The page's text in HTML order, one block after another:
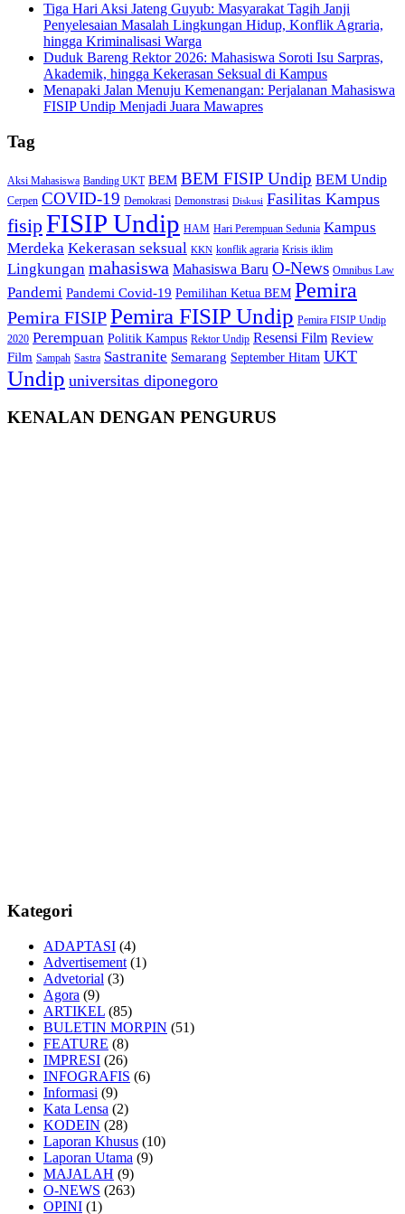
Tiga Hari Aksi Jateng Guyub: Masyarakat Tagih Janji
Penyelesaian Masalah Lingkungan Hidup, Konflik Agraria,
hingga Kriminalisasi Warga
Duduk Bareng Rektor 2026: Mahasiswa Soroti Isu Sarpras,
Akademik, hingga Kekerasan Seksual di Kampus
Menapaki Jalan Menuju Kemenangan: Perjalanan Mahasiswa
FISIP Undip Menjadi Juara Mawapres
Tag
Aksi Mahasiswa Banding UKT BEM BEM FISIP Undip BEM Undip
Cerpen COVID-19 Demokrasi Demonstrasi Diskusi Fasilitas Kampus
fisipFISIP Undip HAM Hari Perempuan Sedunia Kampus
Merdeka Kekerasan seksual KKN konflik agraria Krisis iklim
Lingkungan mahasiswa Mahasiswa Baru O-News Omnibus Law
Pandemi Pandemi Covid-19 Pemilihan Ketua BEM Pemira
Pemira FISIPPemira FISIP Undip Pemira FISIP Undip
2020 Perempuan Politik Kampus Rektor Undip Resensi Film Review
Film Sampah Sastra Sastranite Semarang September Hitam UKT
Undip universitas diponegoro
KENALAN DENGAN PENGURUS
Kategori
ADAPTASI (4)
Advertisement (1)
Advetorial (3)
Agora (9)
ARTIKEL (85)
BULETIN MORPIN (51)
FEATURE (8)
IMPRESI (26)
INFOGRAFIS (6)
Informasi (9)
Kata Lensa (2)
KODEIN (28)
Laporan Khusus (10)
Laporan Utama (9)
MAJALAH (9)
O-NEWS (263)
OPINI (1)